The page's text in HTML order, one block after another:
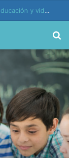
Edición 37 – Generaciones conectadas: educación y vida en la era de la IA